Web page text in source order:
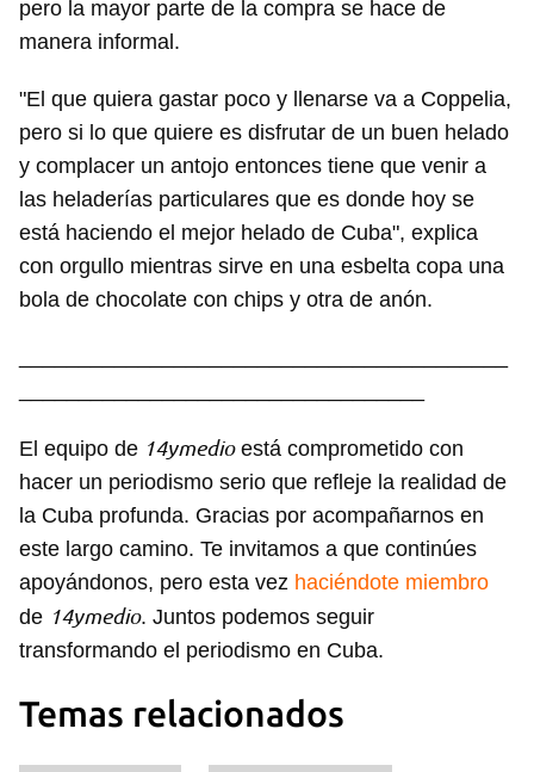
pero la mayor parte de la compra se hace de
manera informal.
"El que quiera gastar poco y llenarse va a Coppelia,
pero si lo que quiere es disfrutar de un buen helado
y complacer un antojo entonces tiene que venir a
las heladerías particulares que es donde hoy se
está haciendo el mejor helado de Cuba", explica
con orgullo mientras sirve en una esbelta copa una
bola de chocolate con chips y otra de anón.
El equipo de 14ymedioestá comprometido con
hacer un periodismo serio que refleje la realidad de
la Cuba profunda. Gracias por acompañarnos en
este largo camino. Te invitamos a que continúes
apoyándonos, pero esta vez haciéndote miembro
de 14ymedio. Juntos podemos seguir
transformando el periodismo en Cuba.
Temas relacionados